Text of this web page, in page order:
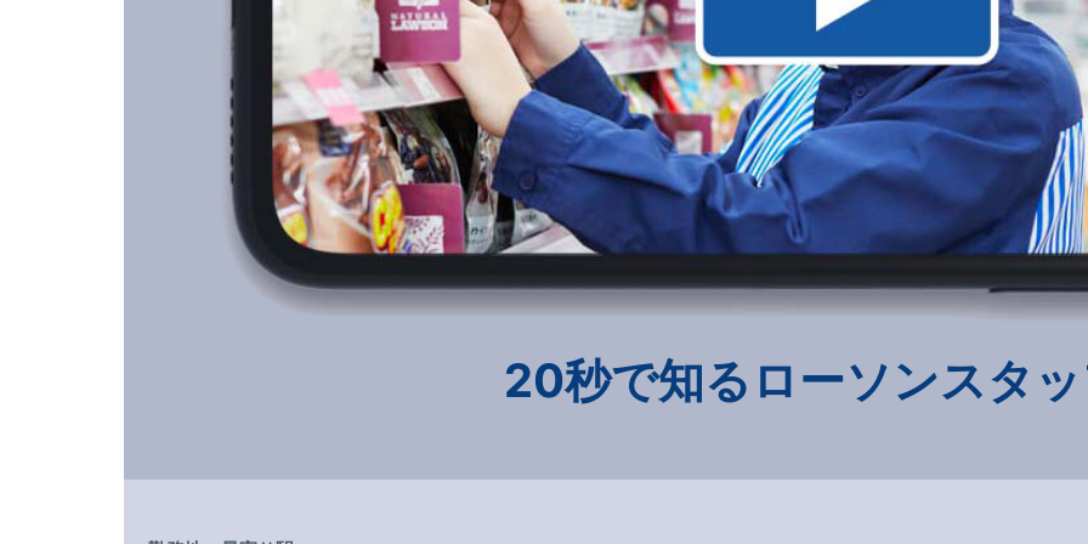
20秒で知るローソンスタ